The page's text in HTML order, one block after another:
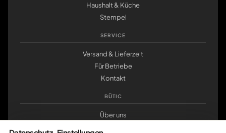
Haushalt & Küche
Stempel
SERVICE
Versand & Lieferzeit
Für Betriebe
Kontakt
BÜTIC
Über uns